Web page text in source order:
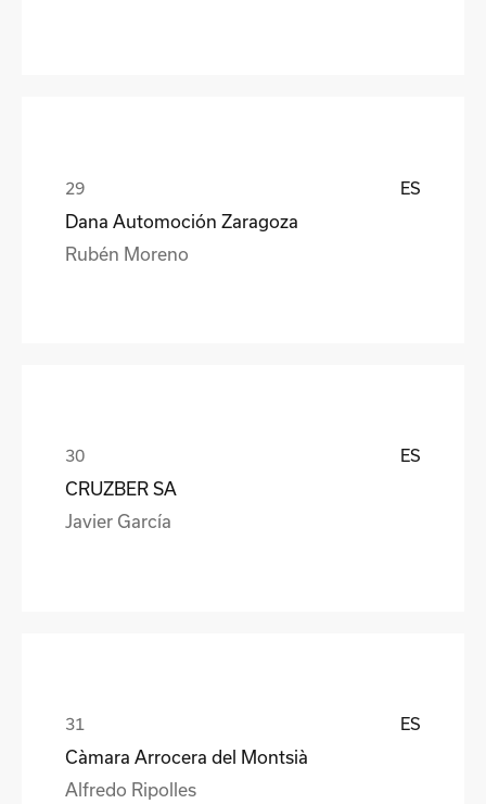
ES
Dana Automoción Zaragoza
Rubén Moreno
ES
CRUZBER SA
Javier García
ES
Càmara Arrocera del Montsià
Alfredo Ripolles